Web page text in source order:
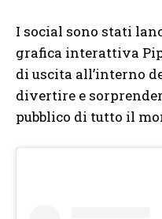
I social sono stati
grafica interattiva
di uscita all’interno
divertire e
pubblico di tutto il